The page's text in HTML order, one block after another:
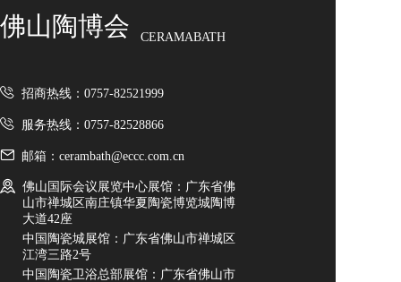
佛山陶博会 CERAMABATH
招商热线：0757-82521999
服务热线：0757-82528866
邮箱：cerambath@eccc.com.cn
佛山国际会议展览中心展馆：广东省佛
山市禅城区南庄镇华夏陶瓷博览城陶博
大道42座
中国陶瓷城展馆：广东省佛山市禅城区
江湾三路2号
中国陶瓷卫浴总部展馆：广东省佛山市